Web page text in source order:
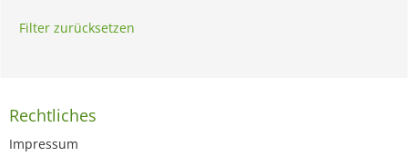
Filter zurücksetzen
Rechtliches
Impressum